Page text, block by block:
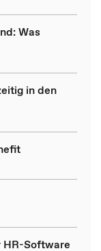
Was
in den
HR-Software